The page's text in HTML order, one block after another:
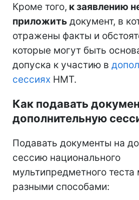
Кроме того, к заявлению
приложить документ, в
отражены факты и
которые могут быть
допуска к участию в
сессиях НМТ.
Как подавать
дополнительную
Подавать документы на
сессию национального
мультипредметного
разными способами: